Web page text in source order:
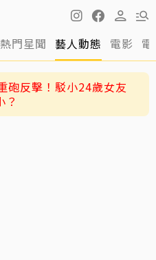
熱門星聞 藝人動態 電影
砲反擊！駁小24歲女友
？